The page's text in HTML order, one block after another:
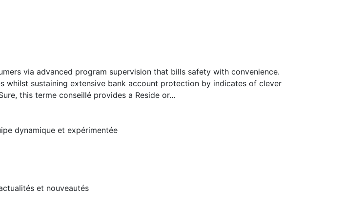
via advanced program supervision that bills safety with convenience.
sustaining extensive bank account protection by indicates of clever
this terme conseillé provides a Reside or…
dynamique et expérimentée
et nouveautés